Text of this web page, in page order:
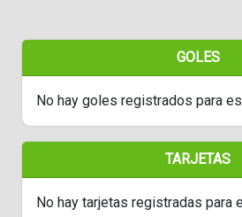
GOLES
No hay goles registrados para
TARJETAS
No hay tarjetas registradas para